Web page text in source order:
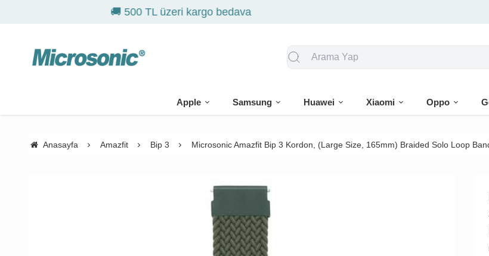
Apple Samsung Huawei Xiaomi Oppo
Anasayfa Amazfit Bip 3 Microsonic Amazfit Bip 3 Kordon, (Large Size, 165mm) Braided Solo Loop